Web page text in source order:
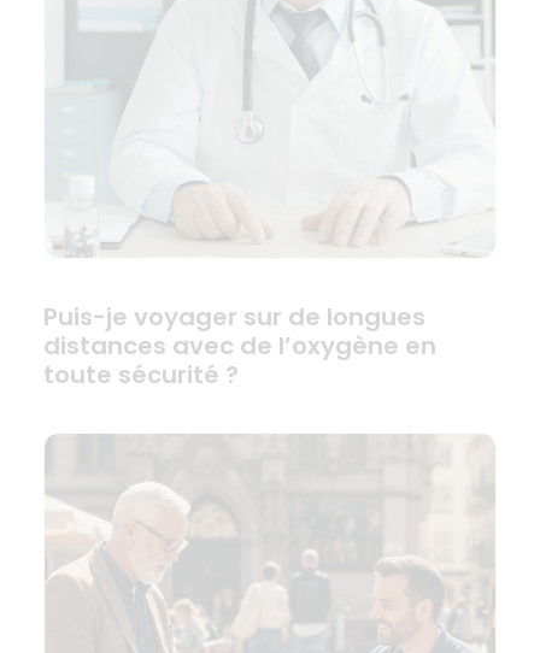
Puis-je voyager sur de longues
distances avec de l’oxygène en
toute sécurité ?